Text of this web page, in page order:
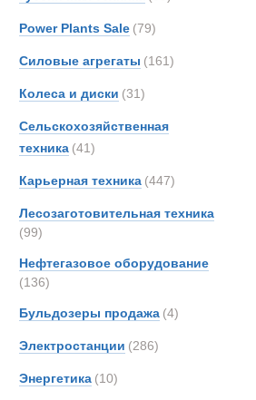
Power Plants Sale (79)
Силовые агрегаты (161)
Колеса и диски (31)
Сельскохозяйственная
техника (41)
Карьерная техника (447)
Лесозаготовительная техника
(99)
Нефтегазовое оборудование
(136)
Бульдозеры продажа (4)
Электростанции (286)
Энергетика (10)